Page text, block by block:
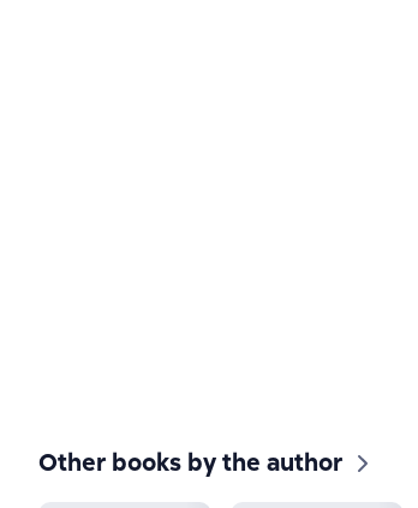
Other books by the author